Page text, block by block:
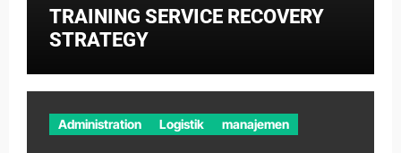
TRAINING SERVICE RECOVERY
STRATEGY
Administration Logistik manajemen